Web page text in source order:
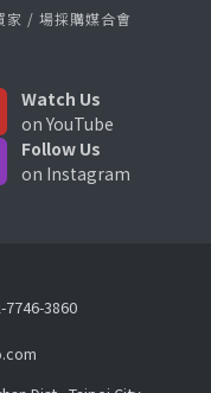
家 / 場採購媒合會
Watch Us
on YouTube
Follow Us
on Instagram
7746-3860